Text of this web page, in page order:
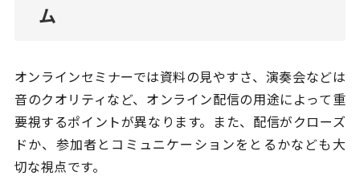
ム
オンラインセミナーでは資料の見やすさ、演奏会などは
音のクオリティなど、オンライン配信の用途によって重
要視するポイントが異なります。また、配信がクローズ
ドか、参加者とコミュニケーションをとるかなども大
切な視点です。